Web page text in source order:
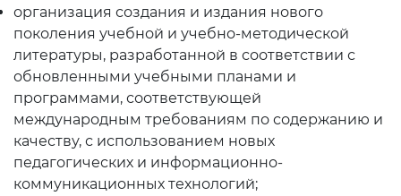
Информационная служба
Пресс релизы
СМИ о Нас
Доклады
Галерея
организация создания и издания нового
поколения учебной и учебно-методической
литературы, разработанной в соответствии с
обновленными учебными планами и
программами, соответствующей
международным требованиям по содержанию и
качеству, с использованием новых
педагогических и информационно-
коммуникационных технологий;